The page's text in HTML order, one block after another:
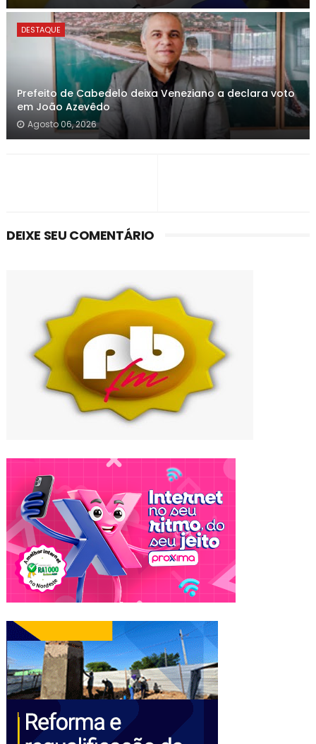
DESTAQUE
Prefeito de Cabedelo deixa Veneziano a declara voto
em João Azevêdo
Agosto 06, 2026
DEIXE SEU COMENTÁRIO